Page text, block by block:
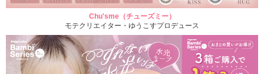
Chu'sme（チューズミー）
モテクリエイター・ゆうこすプロデュース